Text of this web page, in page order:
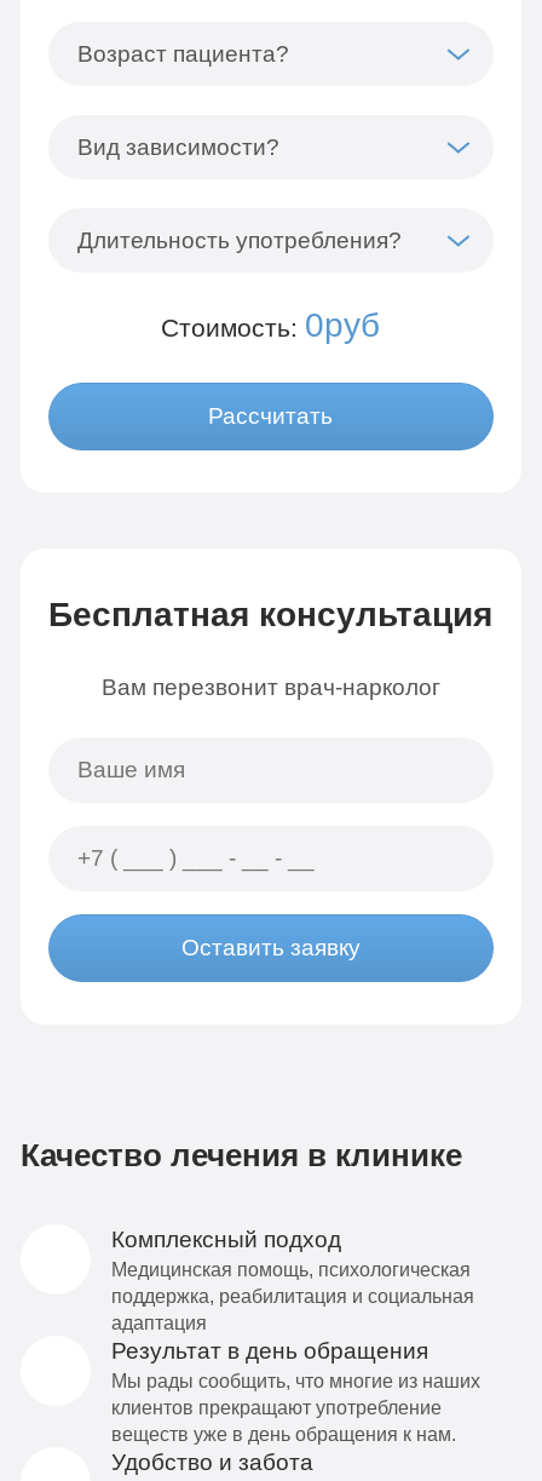
Возраст пациента?
Вид зависимости?
Длительность употребления?
Стоимость: 0руб
Рассчитать
Бесплатная консультация
Вам перезвонит врач-нарколог
Оставить заявку
Качество лечения в клинике
Комплексный подход
Медицинская помощь, психологическая
поддержка, реабилитация и социальная
адаптация
Результат в день обращения
Мы рады сообщить, что многие из наших
клиентов прекращают употребление
веществ уже в день обращения к нам.
Удобство и забота